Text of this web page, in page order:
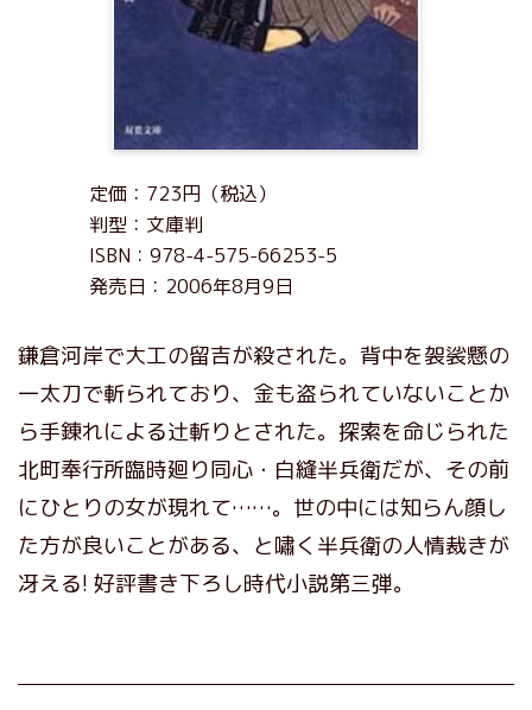
定価：723円（税込）
判型：文庫判
ISBN：978-4-575-66253-5
発売日：2006年8月9日
鎌倉河岸で大工の留吉が殺された。背中を袈裟懸の
一太刀で斬られており、金も盗られていないことか
ら手錬れによる辻斬りとされた。探索を命じられた
北町奉行所臨時廻り同心・白縫半兵衛だが、その前
にひとりの女が現れて……。世の中には知らん顔し
た方が良いことがある、と嘯く半兵衛の人情裁きが
冴える! 好評書き下ろし時代小説第三弾。